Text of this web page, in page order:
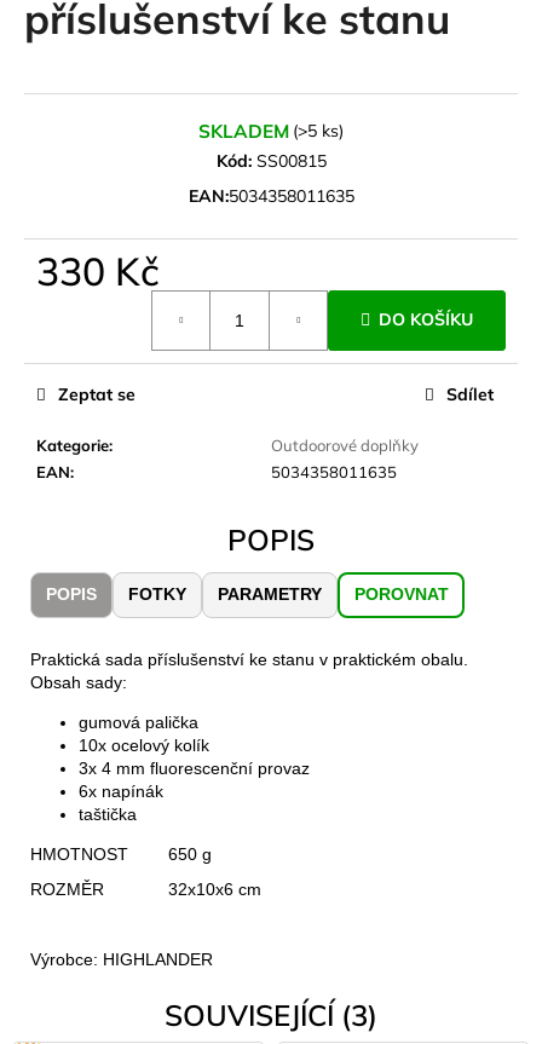
příslušenství ke stanu
SKLADEM (>5 ks)
Kód: SS00815
EAN:5034358011635
330 Kč
DO KOŠÍKU
Kategorie:
Outdoorové doplňky
EAN: 5034358011635
Zeptat se Sdílet
POPIS
POPIS FOTKY PARAMETRY POROVNAT
Praktická sada příslušenství ke stanu v praktickém obalu.
Obsah sady:
gumová palička
10x ocelový kolík
3x 4 mm fluorescenční provaz
6x napínák
taštička
HMOTNOST
650 g
ROZMĚR
32x10x6 cm
Výrobce: HIGHLANDER
SOUVISEJÍCÍ (3)
a
í
D
p
o
u
e
m
e
JOMA
SIERRA
BĚŽECKÉ
BOTY
PÁNSKÉ
BLUE
603
Kč